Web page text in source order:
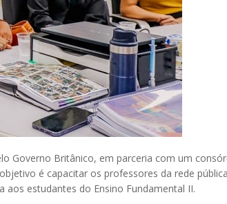
Governo Britânico, em parceria com um
é capacitar os professores da rede
aos estudantes do Ensino Fundamental II.